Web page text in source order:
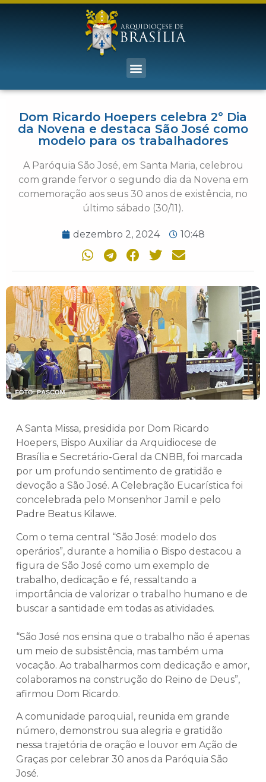
Dom Ricardo Hoepers celebra 2º Dia
da Novena e destaca São José como
modelo para os trabalhadores
A Paróquia São José, em Santa Maria, celebrou
com grande fervor o segundo dia da Novena em
comemoração aos seus 30 anos de existência, no
último sábado (30/11).
dezembro 2, 2024 10:48
A Santa Missa, presidida por Dom Ricardo
Hoepers, Bispo Auxiliar da Arquidiocese de
Brasília e Secretário-Geral da CNBB, foi marcada
por um profundo sentimento de gratidão e
devoção a São José. A Celebração Eucarística foi
concelebrada pelo Monsenhor Jamil e pelo
Padre Beatus Kilawe.
Com o tema central “São José: modelo dos
operários”, durante a homilia o Bispo destacou a
figura de São José como um exemplo de
trabalho, dedicação e fé, ressaltando a
importância de valorizar o trabalho humano e de
buscar a santidade em todas as atividades.
“São José nos ensina que o trabalho não é apenas
um meio de subsistência, mas também uma
vocação. Ao trabalharmos com dedicação e amor,
colaboramos na construção do Reino de Deus”,
afirmou Dom Ricardo.
A comunidade paroquial, reunida em grande
número, demonstrou sua alegria e gratidão
nessa trajetória de oração e louvor em Ação de
Graças por celebrar 30 anos da Paróquia São
José.